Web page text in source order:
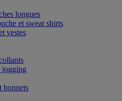
longues
et sweat shirts
vestes
jogging
bonnets